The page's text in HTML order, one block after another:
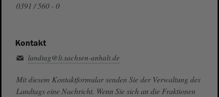
0391 / 560 - 0
Kontakt
landtag@lt.sachsen-anhalt.de
Mit diesem Kontaktformular senden Sie der Verwaltung des
Landtags eine Nachricht. Wenn Sie sich an die Fraktionen